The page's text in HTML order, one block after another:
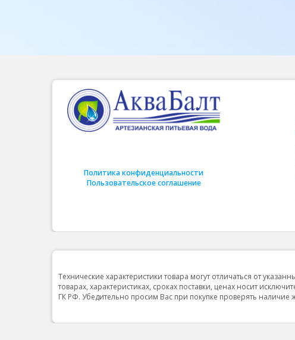
Политика конфиденциальности
Пользовательское соглашение
Технические характеристики товара могут отличаться от
товарах, характеристиках, сроках поставки, ценах носит
ГК РФ. Убедительно просим Вас при покупке проверять